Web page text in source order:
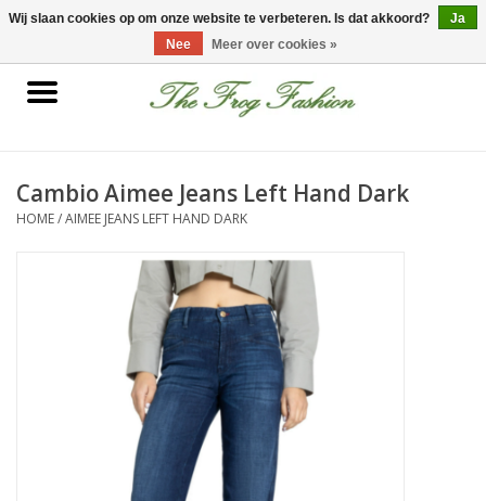
0 Artikelen - €0,00
Home
Nieuwe collectie
Cambio Aimee Jeans Left Hand Dark
HOME/AIMEE JEANS LEFT HAND DARK
Wij slaan cookies op om onze website te verbeteren. Is dat akkoord?
Ja
Nee
Meer over cookies »